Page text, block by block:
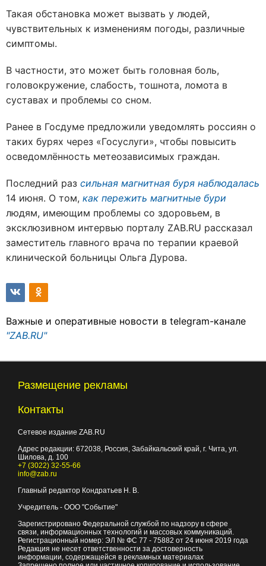
Такая обстановка может вызвать у людей,
чувствительных к изменениям погоды, различные
симптомы.
В частности, это может быть головная боль,
головокружение, слабость, тошнота, ломота в
суставах и проблемы со сном.
Ранее в Госдуме предложили уведомлять россиян о
таких бурях через «Госуслуги», чтобы повысить
осведомлённость метеозависимых граждан.
Последний раз сильная магнитная буря наблюдалась
14 июня. О том, как пережить магнитные бури
людям, имеющим проблемы со здоровьем, в
эксклюзивном интервью порталу ZAB.RU рассказал
заместитель главного врача по терапии краевой
клинической больницы Ольга Дурова.
Важные и оперативные новости в telegram-канале
"ZAB.RU"
Размещение рекламы
Контакты
Сетевое издание ZAB.RU
Адрес редакции: 672038 , Россия, Забайкальский край, г. Чита ул.
Шилова, д. 100
+7 (3022) 32-55-66
info@zab.ru
Главный редактор Кондратьев Н. В.
Учредитель - ООО "Событие"
Зарегистрировано Федеральной службой по надзору в сфере
связи, информационных технологий и массовых коммуникаций.
Регистрационный номер: ЭЛ № ФС 77 - 75882 от 24 июня 2019 года
Редакция не несет ответственности за достоверность
информации, содержащейся в рекламных материалах